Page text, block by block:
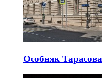
Особняк Тарасова